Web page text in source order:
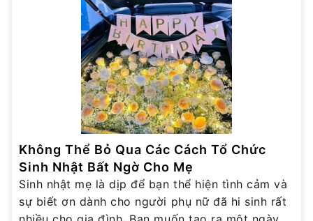
Không Thể Bỏ Qua Các Cách Tổ Chức
Sinh Nhật Bất Ngờ Cho Mẹ
Sinh nhật mẹ là dịp để bạn thể hiện tình cảm và
sự biết ơn dành cho người phụ nữ đã hi sinh rất